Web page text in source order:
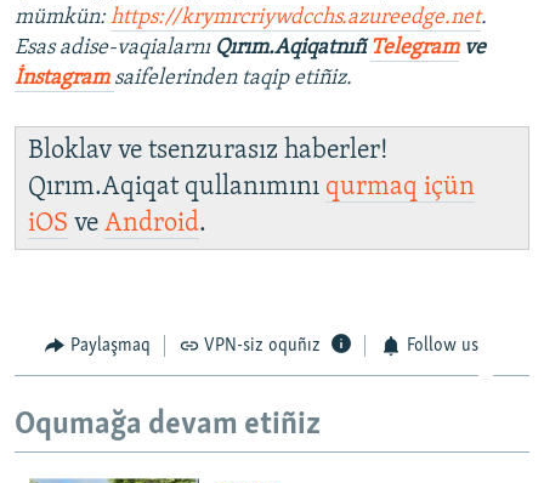
mümkün:https://krymrcriywdcchs.azureedge.net.
Esas adise-vaqialarnı Qırım.AqiqatnıñTelegramve
İnstagram saifelerinden taqip etiñiz.
Bloklav ve tsenzurasız haberler!
Qırım.Aqiqat qullanımını qurmaq içün
iOS ve Android.
Paylaşmaq VPN-siz oquñız Follow us
Oqumağa devam etiñiz